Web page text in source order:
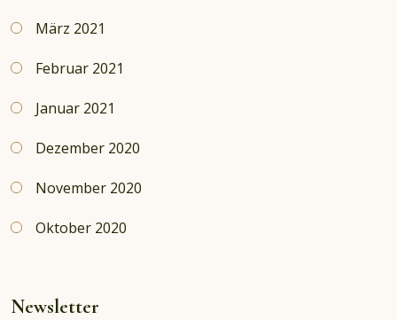
März 2021
Februar 2021
Januar 2021
Dezember 2020
November 2020
Oktober 2020
Newsletter